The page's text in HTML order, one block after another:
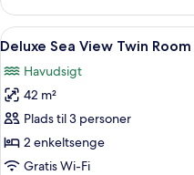
City
View
Twin
Indlæs
alle
billeder
af
Deluxe
Sea
View
5
Deluxe Sea View Twin Room
Havudsigt
42 m²
Plads til 3 personer
2 enkeltsenge
Gratis Wi-Fi